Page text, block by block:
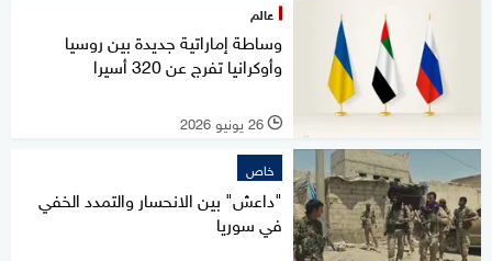
عالم
وساطة إماراتية جديدة بين روسيا
وأوكرانيا تفرج عن 320 أسيرا
l 26 يونيو 2026
خاص
"داعش" بين الانحسار والتمدد الخفي
في سوريا